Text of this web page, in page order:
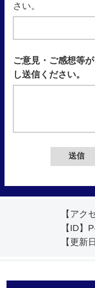
さい。
ご意見・ご感想等
し送信ください。
【アク
【ID】
【更新